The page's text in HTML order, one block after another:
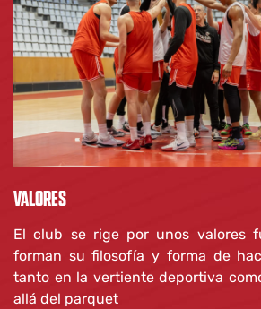
VALORES
El club se rige por unos valores
forman su filosofía y forma de
tanto en la vertiente deportiva
allá del parquet